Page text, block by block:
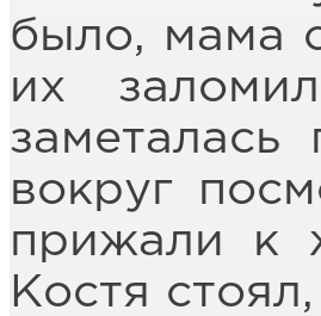
было, мама
их
вокруг
прижали к
Костя